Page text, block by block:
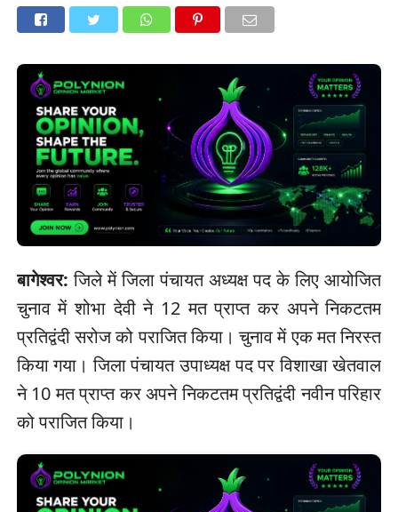
बागेश्वर: जिले में जिला पंचायत अध्यक्ष पद के लिए आयोजित
चुनाव में शोभा देवी ने 12 मत प्राप्त कर अपने निकटतम
प्रतिद्वंदी सरोज को पराजित किया। चुनाव में एक मत निरस्त
किया गया। जिला पंचायत उपाध्यक्ष पद पर विशाखा खेतवाल
ने 10 मत प्राप्त कर अपने निकटतम प्रतिद्वंदी नवीन परिहार
को पराजित किया।